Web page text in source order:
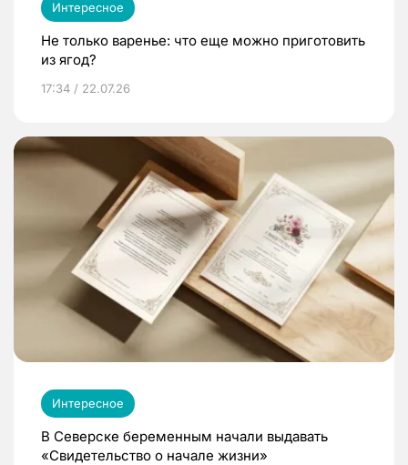
Интересное
Не только варенье: что еще можно приготовить
из ягод?
17:34 / 22.07.26
Интересное
В Северске беременным начали выдавать
«Свидетельство о начале жизни»